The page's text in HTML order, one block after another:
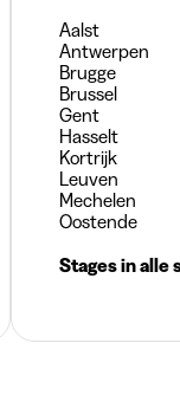
Aalst
Antwerpen
Brugge
Brussel
Gent
Hasselt
Kortrijk
Leuven
Mechelen
Oostende
Stages in alle